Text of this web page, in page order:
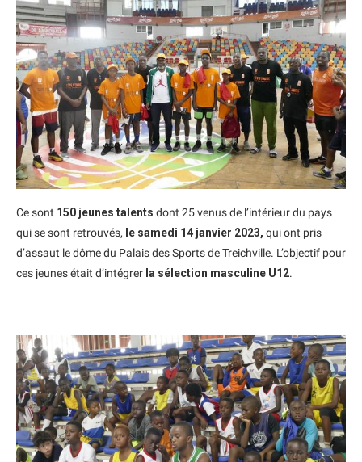
Ce sont 150 jeunes talents dont 25 venus de l’intérieur du pays
qui se sont retrouvés, le samedi 14 janvier 2023, qui ont pris
d’assaut le dôme du Palais des Sports de Treichville. L’objectif pour
ces jeunes était d’intégrer la sélection masculine U12.